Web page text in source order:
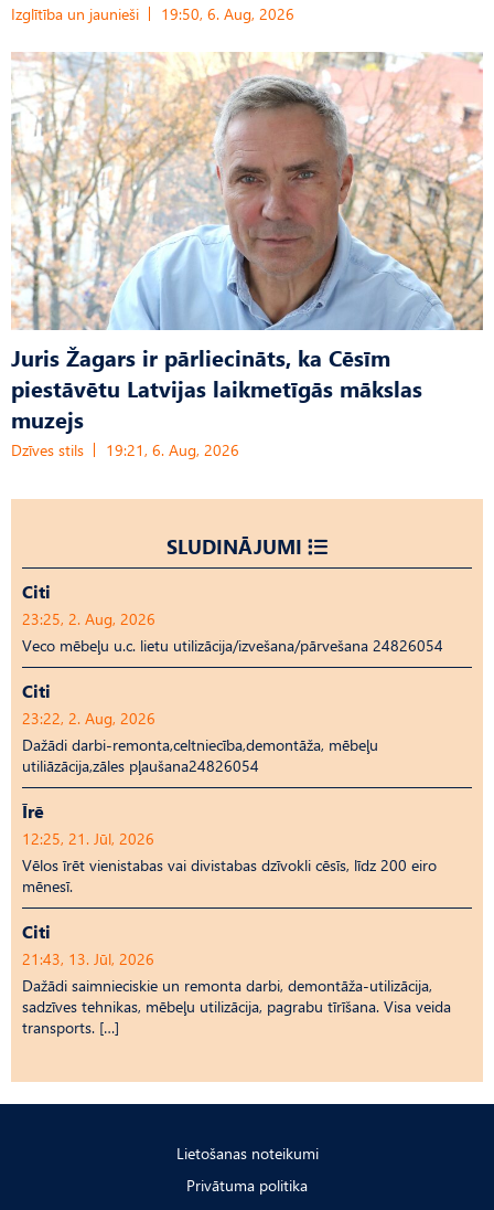
Izglītība un jaunieši 19:50, 6. Aug, 2026
Juris Žagars ir pārliecināts, ka Cēsīm
piestāvētu Latvijas laikmetīgās mākslas
muzejs
Dzīves stils 19:21, 6. Aug, 2026
SLUDINĀJUMI
Citi
23:25, 2. Aug, 2026
Veco mēbeļu u.c. lietu utilizācija/izvešana/pārvešana 24826054
Citi
23:22, 2. Aug, 2026
Dažādi darbi-remonta,celtniecība,demontāža, mēbeļu
utiliāzācija,zāles pļaušana24826054
Īrē
12:25, 21. Jūl, 2026
Vēlos īrēt vienistabas vai divistabas dzīvokli cēsīs, līdz 200 eiro
mēnesī.
Citi
21:43, 13. Jūl, 2026
Dažādi saimnieciskie un remonta darbi, demontāža-utilizācija,
sadzīves tehnikas, mēbeļu utilizācija, pagrabu tīrīšana. Visa veida
transports. […]
Lietošanas noteikumi
Privātuma politika